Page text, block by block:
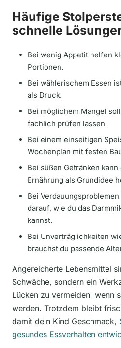
Häufige
schnelle
Bei wenig Appetit helfen
Portionen.
Bei wählerischem Essen
als Druck.
Bei möglichem Mangel
fachlich prüfen lassen.
Bei einem einseitigen
Wochenplan mit festen
Bei süßen Getränken
Ernährung als Grundidee
Bei
darauf, wie du das
kannst.
Bei Unverträglichkeiten
brauchst du passende
Angereicherte Lebensmittel
Schwäche, sondern ein
Lücken zu vermeiden, wenn
werden. Trotzdem bleibt
damit dein Kind Geschmack,
gesundes Essverhalten